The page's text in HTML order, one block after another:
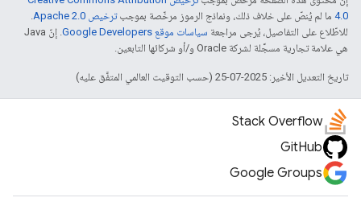
4.0‏ ما لم يُنصّ على خلاف ذلك، ونماذج الرموز مرخّصة بموجبترخيص Apache 2.0‏
.
للاطّلاع على التفاصيل، يُرجى مراجعة سياسات موقع Google Developers‏
. إنّ Java
هي علامة تجارية مسجَّلة لشركة Oracle و/أو شركائها التابعين.
تاريخ التعديل الأخير: 2025-07-25 (حسب التوقيت العالمي المتفَّق عليه)
Stack Overflow
GitHub
Google Groups